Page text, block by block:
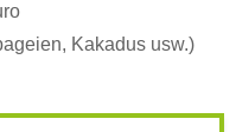
Kakadus usw.)